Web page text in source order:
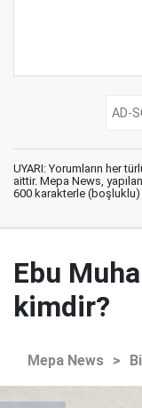
UYARI: Yorumların her
aittir. Mepa News,
600 karakterle (boşluklu)
Ebu
kimdir?
Mepa News >